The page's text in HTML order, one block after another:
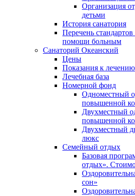
Организация
детьми
История санатория
Перечень
помощи больным
Санаторий Океанский
Цены
Показания к лечению
Лечебная база
Номерной фонд
Одноместный
повышенной
Двухместный
повышенной
Двухместный
люкс
Семейный отдых
Базовая
отдых».
сон»